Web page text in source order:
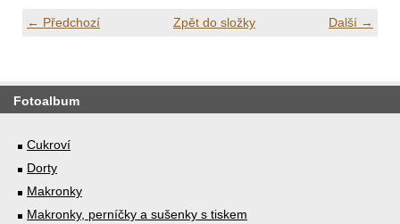
← Předchozí Další →
Zpět do složky
Fotoalbum
Cukroví
Dorty
Makronky
Makronky, perníčky a sušenky s tiskem